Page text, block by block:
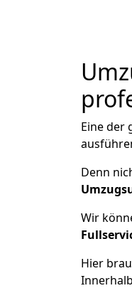
Eine der
Denn
Wir
Hier